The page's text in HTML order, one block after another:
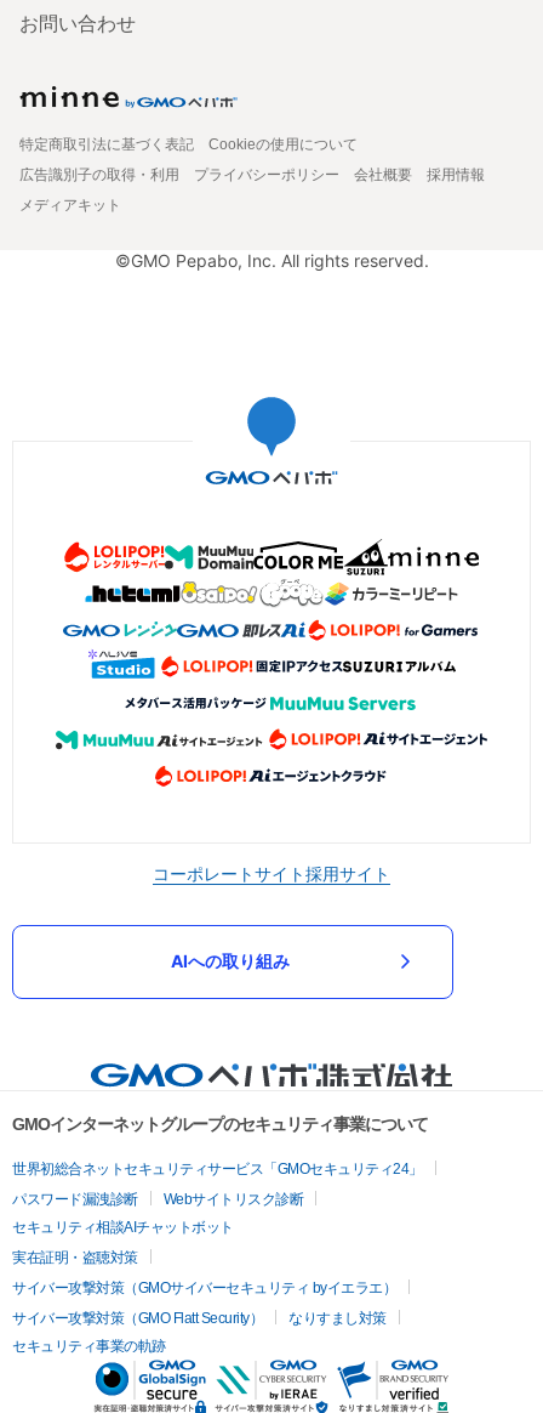
お問い合わせ
特定商取引法に基づく表記
Cookieの使用について
広告識別子の取得・利用
プライバシーポリシー 会社概要
採用情報
メディアキット
©GMO Pepabo, Inc. All rights reserved.
コーポレートサイト採用サイト
AIへの取り組み
GMOインターネットグループのセキュリティ事業について
世界初総合ネットセキュリティサービス「GMOセキュリティ24」
パスワード漏洩診断
Webサイトリスク診断
セキュリティ相談AIチャットボット
実在証明・盗聴対策
サイバー攻撃対策（GMOサイバーセキュリティ byイエラエ）
サイバー攻撃対策（GMO Flatt Security）
なりすまし対策
セキュリティ事業の軌跡